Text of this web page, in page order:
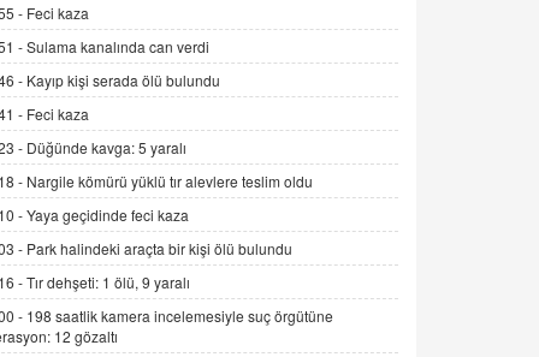
ADEM AKÖL
Esed Destekçilerinin Yüzüne Vurulan
Şamar: Sednaya
11.12.2024 12:30
DR. EKREM ASLAN
Gerçek Ne, Algı Ne? "Beraber
Yürüyoruz" Cümlesinin Peşinden
19.07.2025 12:45
GÖNÜL MENEKŞE
Şifacının Yolu
04.11.2025 12:56
- Feci kaza
-Sulama kanalında can verdi
- Kayıp kişi serada ölü bulundu
- Feci kaza
- Düğünde kavga: 5 yaralı
- Nargile kömürü yüklü tır alevlere teslim oldu
-Yaya geçidinde feci kaza
- Park halindeki araçta bir kişi ölü bulundu
-Tır dehşeti: 1 ölü, 9 yaralı
- 198 saatlik kamera incelemesiyle suç örgütüne
12 gözaltı